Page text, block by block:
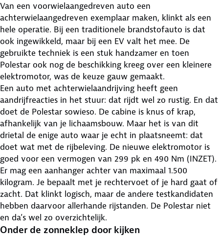
Van een voorwielaangedreven auto een
achterwielaangedreven exemplaar maken, klinkt als een
hele operatie. Bij een traditionele brandstofauto is dat
ook ingewikkeld, maar bij een EV valt het mee. De
gebruikte techniek is een stuk handzamer en toen
Polestar ook nog de beschikking kreeg over een kleinere
elektromotor, was de keuze gauw gemaakt.
Een auto met achterwielaandrijving heeft geen
aandrijfreacties in het stuur: dat rijdt wel zo rustig. En dat
doet de Polestar sowieso. De cabine is knus of krap,
afhankelijk van je lichaamsbouw. Maar het is van dit
drietal de enige auto waar je echt in plaatsneemt: dat
doet wat met de rijbeleving. De nieuwe elektromotor is
goed voor een vermogen van 299 pk en 490 Nm (INZET).
Er mag een aanhanger achter van maximaal 1.500
kilogram. Je bepaalt met je rechtervoet of je hard gaat of
zacht. Dat klinkt logisch, maar de andere testkandidaten
hebben daarvoor allerhande rijstanden. De Polestar niet
en da’s wel zo overzichtelijk.
Onder de zonneklep door kijken